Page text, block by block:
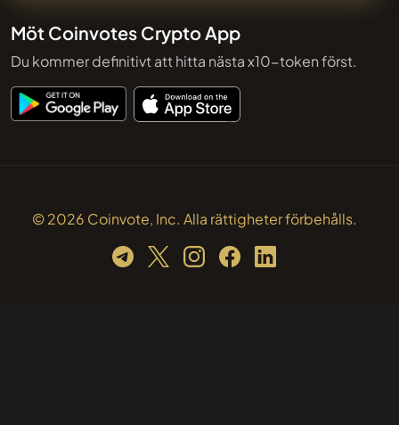
Möt Coinvotes Crypto App
Du kommer definitivt att hitta nästa x10-token först.
© 2026 Coinvote, Inc. Alla rättigheter förbehålls.